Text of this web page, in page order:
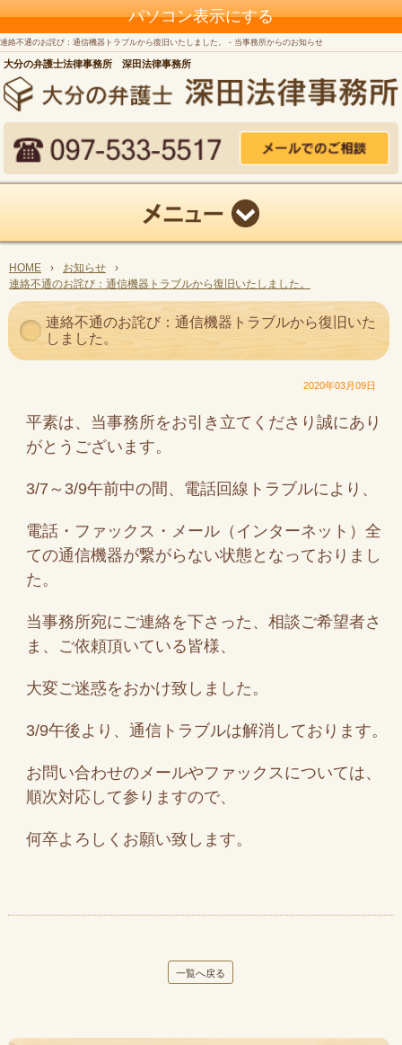
パソコン表示にする
連絡不通のお詫び：通信機器トラブルから復旧いたしました。 - 当事務所からのお知らせ
大分の弁護士法律事務所 深田法律事務所
HOME › お知らせ
›
連絡不通のお詫び：通信機器トラブルから復旧いたしました。
連絡不通のお詫び：通信機器トラブルから復旧いた
しました。
2020年03月09日
平素は、当事務所をお引き立てくださり誠にあり
がとうございます。
3/7～3/9午前中の間、電話回線トラブルにより、
電話・ファックス・メール（インターネット）全
ての通信機器が繋がらない状態となっておりまし
た。
当事務所宛にご連絡を下さった、相談ご希望者さ
ま、ご依頼頂いている皆様、
大変ご迷惑をおかけ致しました。
3/9午後より、通信トラブルは解消しております。
お問い合わせのメールやファックスについては、
順次対応して参りますので、
何卒よろしくお願い致します。
一覧へ戻る